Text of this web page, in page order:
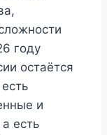
году
остаётся
и
есть